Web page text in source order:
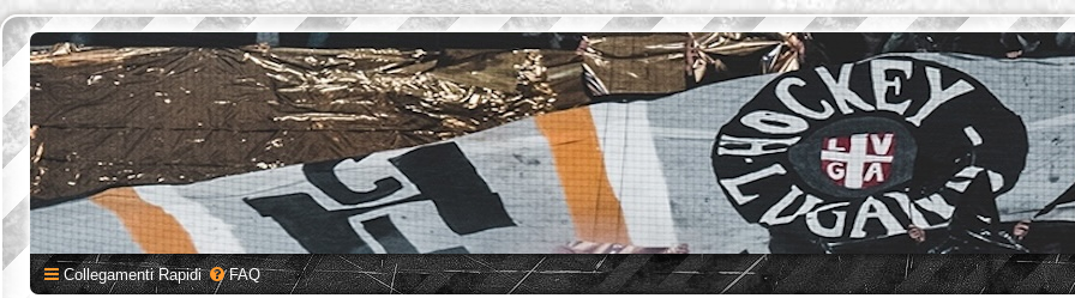
Collegamenti Rapidi FAQ